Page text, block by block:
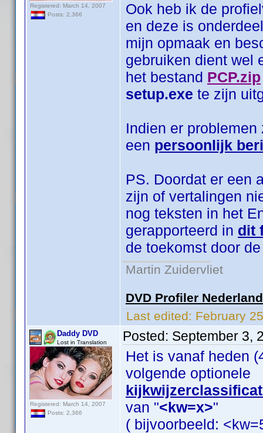
Registered: March 14, 2007
Posts: 2,366
Ook heb ik de
en deze is
mijn opmaak en
gebruiken dient wel
het bestand PCP.zip
setup.exe te zijn
Indien er
een persoonlijk
PS. Doordat er een
zijn of vertalingen
nog teksten in het
gerapporteerd in dit
de toekomst door
Martin Zuidervliet
DVD Profiler
Last edited: February
Daddy DVD
Lost in Translation
Registered: March 14, 2007
Posts: 2,366
Posted: September 3,
Het is vanaf heden
volgende optionele
van "<kw=x>"
( bijvoorbeeld: